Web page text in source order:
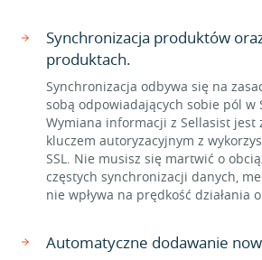
Synchronizacja produktów
produktach.
Synchronizacja odbywa się na
sobą odpowiadających sobie pól w
Wymiana informacji z Sellasist jest
kluczem autoryzacyjnym z
SSL. Nie musisz się martwić o
częstych synchronizacji danych,
nie wpływa na prędkość działania
Automatyczne dodawanie